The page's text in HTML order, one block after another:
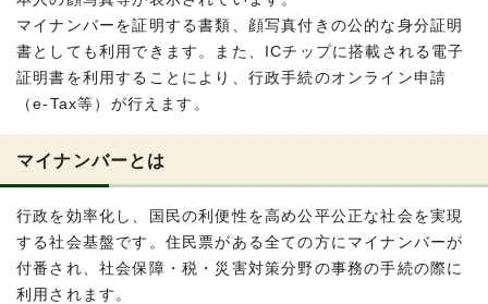
マイナンバーを証明する書類、顔写真付きの公的な身分証明
書としても利用できます。また、ICチップに搭載される電子
証明書を利用することにより、行政手続のオンライン申請
（e‐Tax等）が行えます。
マイナンバーとは
行政を効率化し、国民の利便性を高め公平公正な社会を実現
する社会基盤です。住民票がある全ての方にマイナンバーが
付番され、社会保障・税・災害対策分野の事務の手続の際に
利用されます。